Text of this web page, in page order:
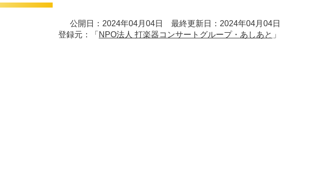
公開日：2024年04月04日 最終更新日：2024年04月04日
登録元：「 NPO法人 打楽器コンサートグループ・あしあと 」